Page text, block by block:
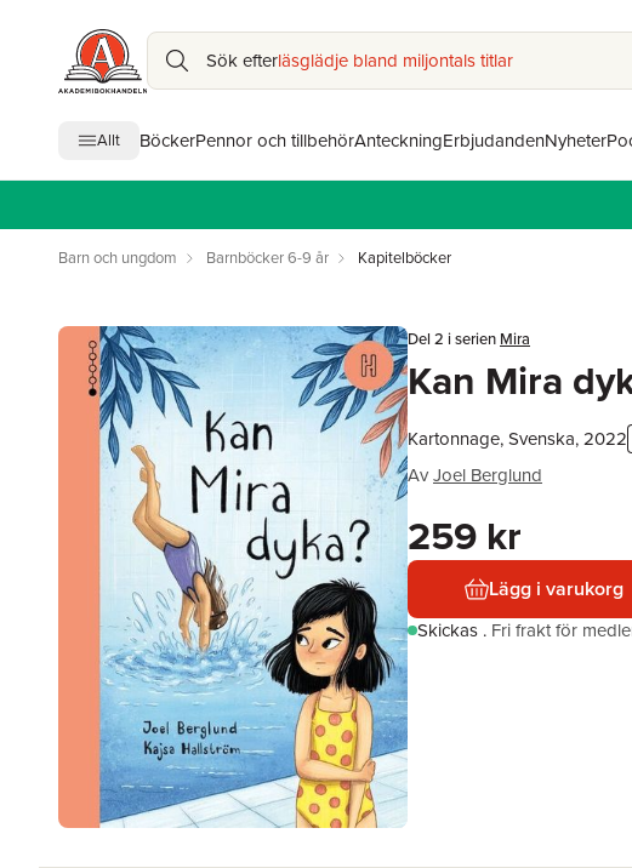
Sök efterläsglädje bland miljontals titlar
Allt BöckerPennor och tillbehörAnteckningErbjudandenNyheter
Barn och ungdom Barnböcker 6-9 år Kapitelböcker
Del 2 i serien Mira
Kan Mira
Kartonnage, Svenska, 2022
AvJoel Berglund
259 kr
Lägg i varukorg
Skickas . Fri frakt för